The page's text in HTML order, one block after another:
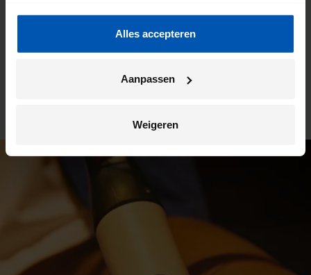
Alles accepteren
Aanpassen
Weigeren
tijd toe aan een onderhoudsbeurt? Ook dan kun je weer bij